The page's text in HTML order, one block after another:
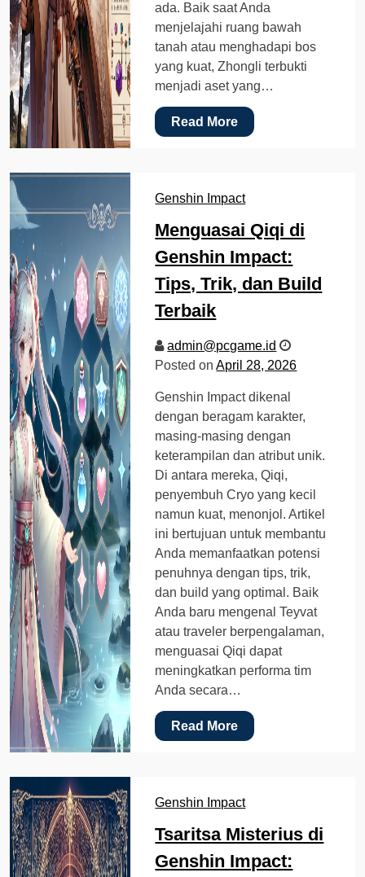
ada. Baik saat Anda
menjelajahi ruang bawah
tanah atau menghadapi bos
yang kuat, Zhongli terbukti
menjadi aset yang…
Read More
Genshin Impact
Menguasai Qiqi di
Genshin Impact:
Tips, Trik, dan Build
Terbaik
admin@pcgame.id
Posted onApril 28, 2026
Genshin Impact dikenal
dengan beragam karakter,
masing-masing dengan
keterampilan dan atribut unik.
Di antara mereka, Qiqi,
penyembuh Cryo yang kecil
namun kuat, menonjol. Artikel
ini bertujuan untuk membantu
Anda memanfaatkan potensi
penuhnya dengan tips, trik,
dan build yang optimal. Baik
Anda baru mengenal Teyvat
atau traveler berpengalaman,
menguasai Qiqi dapat
meningkatkan performa tim
Anda secara…
Read More
Genshin Impact
Tsaritsa Misterius di
Genshin Impact: